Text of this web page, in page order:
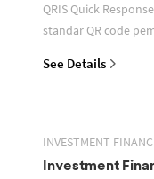
QRIS Quick Response Code Indonesian Standard atau
standar QR code
See Details
INVESTMENT
Investment